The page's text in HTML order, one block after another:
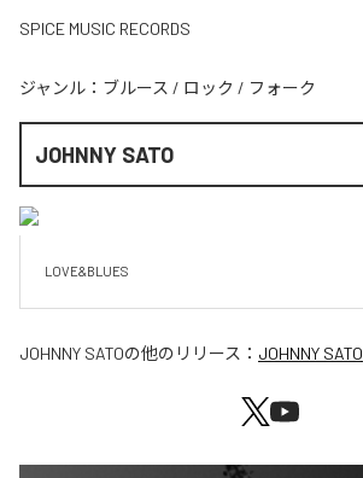
SPICE MUSIC RECORDS
ジャンル： ブルース / ロック / フォーク
JOHNNY SATO
LOVE&BLUES
JOHNNY SATOの他のリリース： JOHNNY SATO